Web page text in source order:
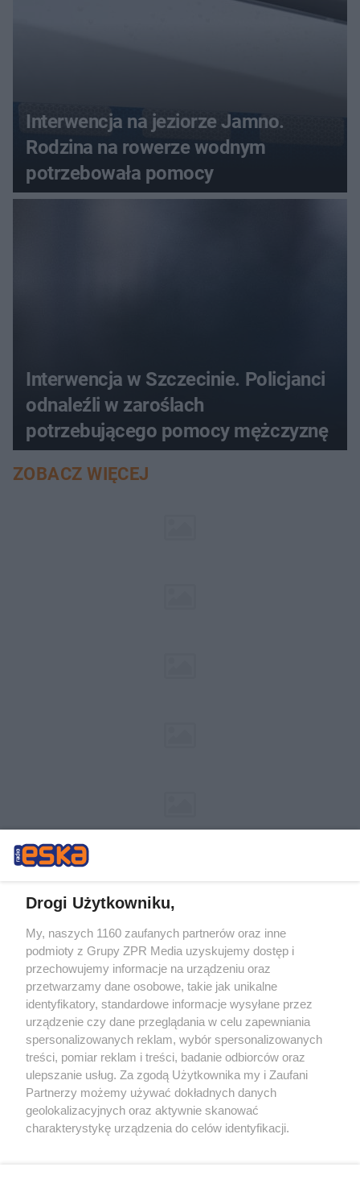
Interwencja na jeziorze Jamno.
Rodzina na rowerze wodnym
potrzebowała pomocy
Interwencja w Szczecinie. Policjanci
odnaleźli w zaroślach
potrzebującego pomocy mężczyznę
ZOBACZ WIĘCEJ
Żaden utwór zamieszczony w serwisie nie może być powielany i
rozpowszechniany lub dalej rozpowszechniany w jakikolwiek sposób (w
tym także elektroniczny lub mechaniczny) na jakimkolwiek polu
eksploatacji w jakiejkolwiek formie, włącznie z umieszczaniem w
Internecie bez pisemnej zgody właściciela praw. Jakiekolwiek użycie lub
wykorzystanie utworów w całości lub w części z naruszeniem prawa,
tzn. bez właściwej zgody, jest zabronione pod groźbą kary i może być
ścigane prawnie.
Drogi Użytkowniku,
My, naszych 1160 zaufanych partnerów oraz inne
podmioty z Grupy ZPR Media uzyskujemy dostęp i
przechowujemy informacje na urządzeniu oraz
przetwarzamy dane osobowe, takie jak unikalne
identyfikatory, standardowe informacje wysyłane przez
urządzenie czy dane przeglądania w celu zapewniania
spersonalizowanych reklam, wybór spersonalizowanych
treści, pomiar reklam i treści, badanie odbiorców oraz
ulepszanie usług. Za zgodą Użytkownika my i Zaufani
Partnerzy możemy używać dokładnych danych
geolokalizacyjnych oraz aktywnie skanować
charakterystykę urządzenia do celów identyfikacji.